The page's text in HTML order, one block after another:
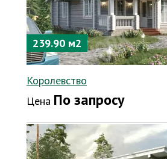
239.90 м2
Королевство
Цена По запросу